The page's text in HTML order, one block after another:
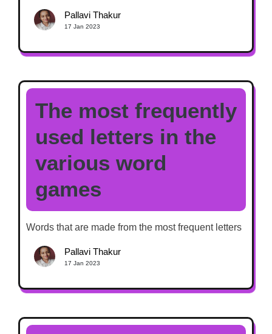
Pallavi Thakur
17 Jan 2023
The most frequently
used letters in the
various word
games
Words that are made from the most frequent letters
Pallavi Thakur
17 Jan 2023